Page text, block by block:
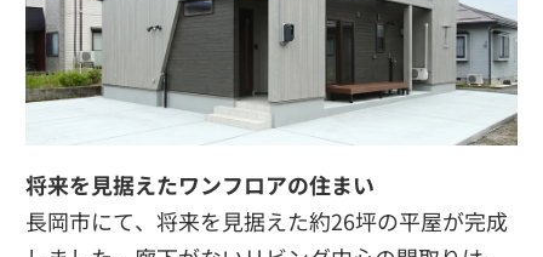
将来を見据えたワンフロアの住まい
長岡市にて、将来を見据えた約26坪の平屋が完成